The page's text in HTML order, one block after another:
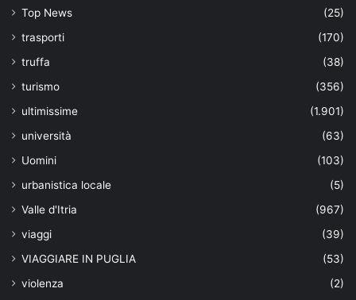
Top News
(25)
trasporti
(170)
truffa
(38)
turismo
(356)
ultimissime
(1.901)
università
(63)
Uomini
(103)
urbanistica locale
(5)
Valle d'Itria
(967)
viaggi
(39)
VIAGGIARE IN PUGLIA
(53)
violenza
(2)